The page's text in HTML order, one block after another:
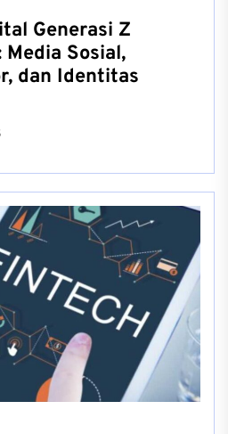
Generasi Z
Sosial,
dan Identitas